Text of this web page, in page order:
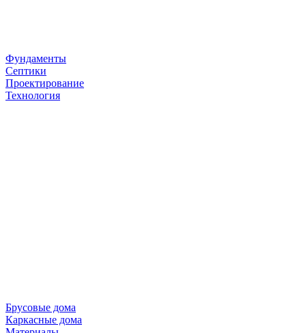
Фундаменты
Септики
Проектирование
Технология
Брусовые дома
Каркасные дома